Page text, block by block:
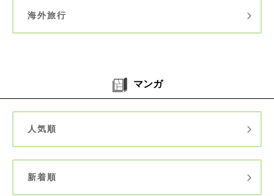
海外旅行
マンガ
人気順
新着順